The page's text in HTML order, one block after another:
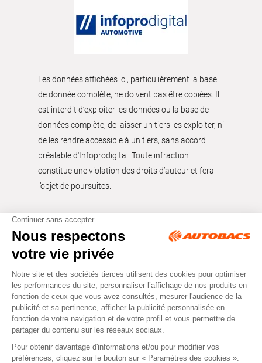
Les données affichées ici, particulièrement la base
de donnée complète, ne doivent pas être copiées. Il
est interdit d’exploiter les données ou la base de
données complète, de laisser un tiers les exploiter, ni
de les rendre accessible à un tiers, sans accord
préalable d'Infoprodigital. Toute infraction
constitue une violation des droits d’auteur et fera
l’objet de poursuites.
Tous droits réservés © Autobacs
Mentions légales RGPD
Cookies CGV